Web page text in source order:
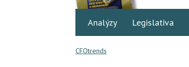
Analýzy Legislativa
CFOtrends